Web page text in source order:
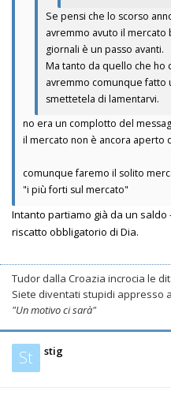
Se pensi che lo scorso
avremmo avuto il mercato
giornali è un passo avanti.
Ma tanto da quello che
avremmo comunque fatto
smettetela di lamentarvi.
no era un complotto del
il mercato non è ancora aperto
comunque faremo il solito
"i più forti sul mercato"
Intanto partiamo già da un
riscatto obbligatorio di Dia.
Tudor dalla Croazia incrocia le
Siete diventati stupidi appresso
"Un motivo ci sarà"
St stig